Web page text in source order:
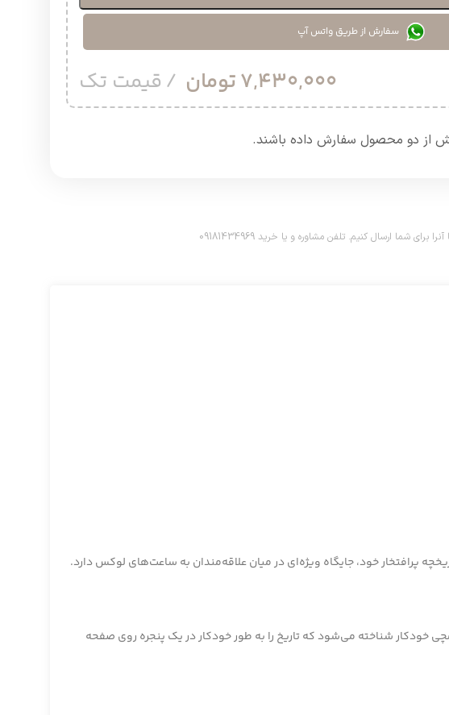
سفارش از طریق واتس آپ
7,430,000تومان قیمت تک
از دو محصول سفارش داده باشند.​
ارسال کنیم. تلفن مشاوره و یا خرید 09181434969
پرافتخار خود، جایگاه ویژه‌ای در میان علاقه‌مندان به ساعت‌های لوکس دارد.
ساعت مچی خودکار شناخته می‌شود که تاریخ را به طور خودکار در یک پنجره روی صفحه